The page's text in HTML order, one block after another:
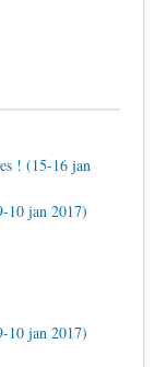
! (15-16 jan
10 jan 2017)
10 jan 2017)